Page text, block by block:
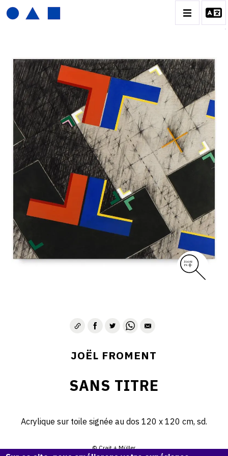
JOËL FROMENT
BIOGRAPHIE
CATALOGUE DES OEUVRES
CONTACT
JOËL FROMENT
SANS TITRE
Acrylique sur toile signée au dos 120 x 120 cm, sd.
© Crait + Müller